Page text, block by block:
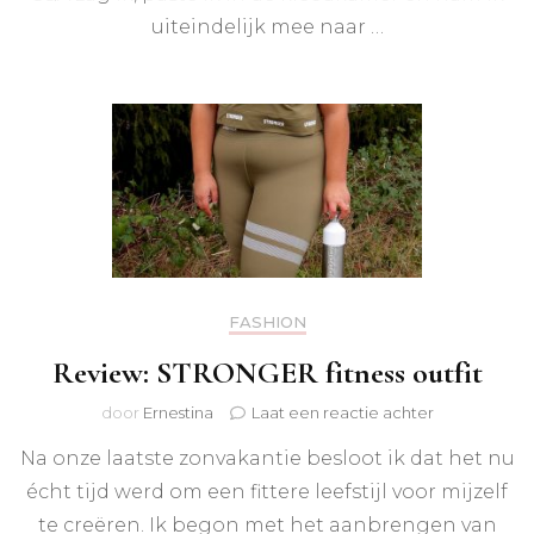
uiteindelijk mee naar …
FASHION
Review: STRONGER fitness outfit
door Ernestina Laat een reactie achterop
STRONGER
fitness
outfit
Na onze laatste zonvakantie besloot ik dat het nu
écht tijd werd om een fittere leefstijl voor mijzelf
te creëren. Ik begon met het aanbrengen van